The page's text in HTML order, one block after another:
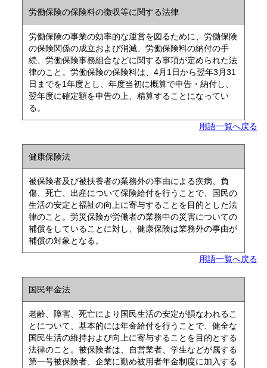
労働保険の保険料の徴収等に関する法律
労働保険の事業の効率的な運営を図るために、労働保険
の保険関係の成立および消滅、労働保険料の納付の手
続、労働保険事務組合などに関する事項が定められた法
律のこと。労働保険の保険料は、4月1日から翌年3月31
日までを1年度とし、年度当初に概算で申告・納付し、
翌年度に確定額を申告の上、精算することになってい
る。
用語一覧へ戻る
健康保険法
被保険者及び被扶養者の業務外の事由による疾病、負
傷、死亡、出産について保険給付を行うことで、国民の
生活の安定と福祉の向上に寄与することを目的とした法
律のこと。労災保険が労働者の業務中の災害についての
補償をしていることに対し、健康保険は業務外の事由が
補償の対象となる。
用語一覧へ戻る
国民年金法
老齢、障害、死亡により国民生活の安定が損なわれるこ
とについて、基本的には年金給付を行うことで、健全な
国民生活の維持および向上に寄与することを目的とする
法律のこと。被保険者は、自営業者、学生などが属する
第一号被保険者、企業に勤め被用者年金制度に加入する